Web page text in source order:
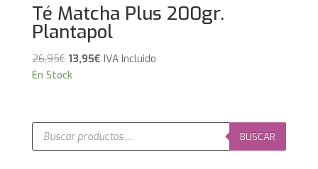
Té Matcha Plus 200gr.
Plantapol
26,95€ El
precio
26,95€.
13,95€El
13,95€.
IVA Incluido
En Stock
Búsqueda
productos
BUSCAR